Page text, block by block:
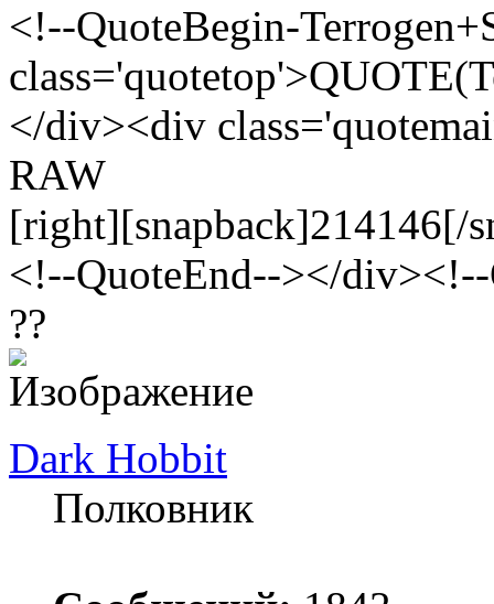
<!--QuoteBegin-
</div><div
RAW
[right][snapback]214146[/
<!--QuoteEnd--></
??
Dark Hobbit
Полковник